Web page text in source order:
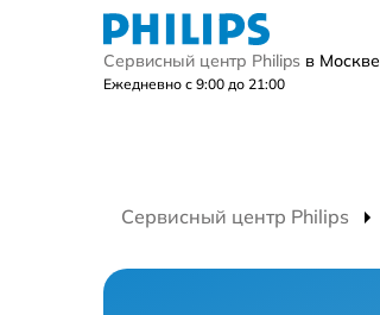
Сервисный центр Philips в Москве
Ежедневно с 9:00 до 21:00
Сервисный центр Philips